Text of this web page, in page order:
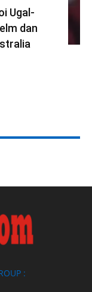
Ugal-
dan
: